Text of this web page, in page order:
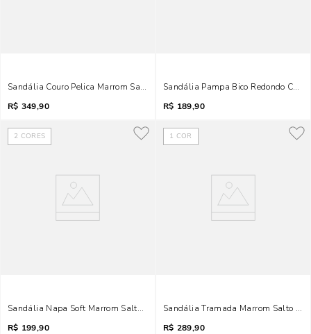
Sandália Couro Pelica Marrom Salto Médio Nó
R$ 349,90
Sandália Pampa Bico Redondo
R$ 189,90
2 CORES
Sandália Napa Soft Marrom Salto Palha Anabela
R$ 199,90
1 COR
Sandália Tramada Marrom Salto
R$ 289,90